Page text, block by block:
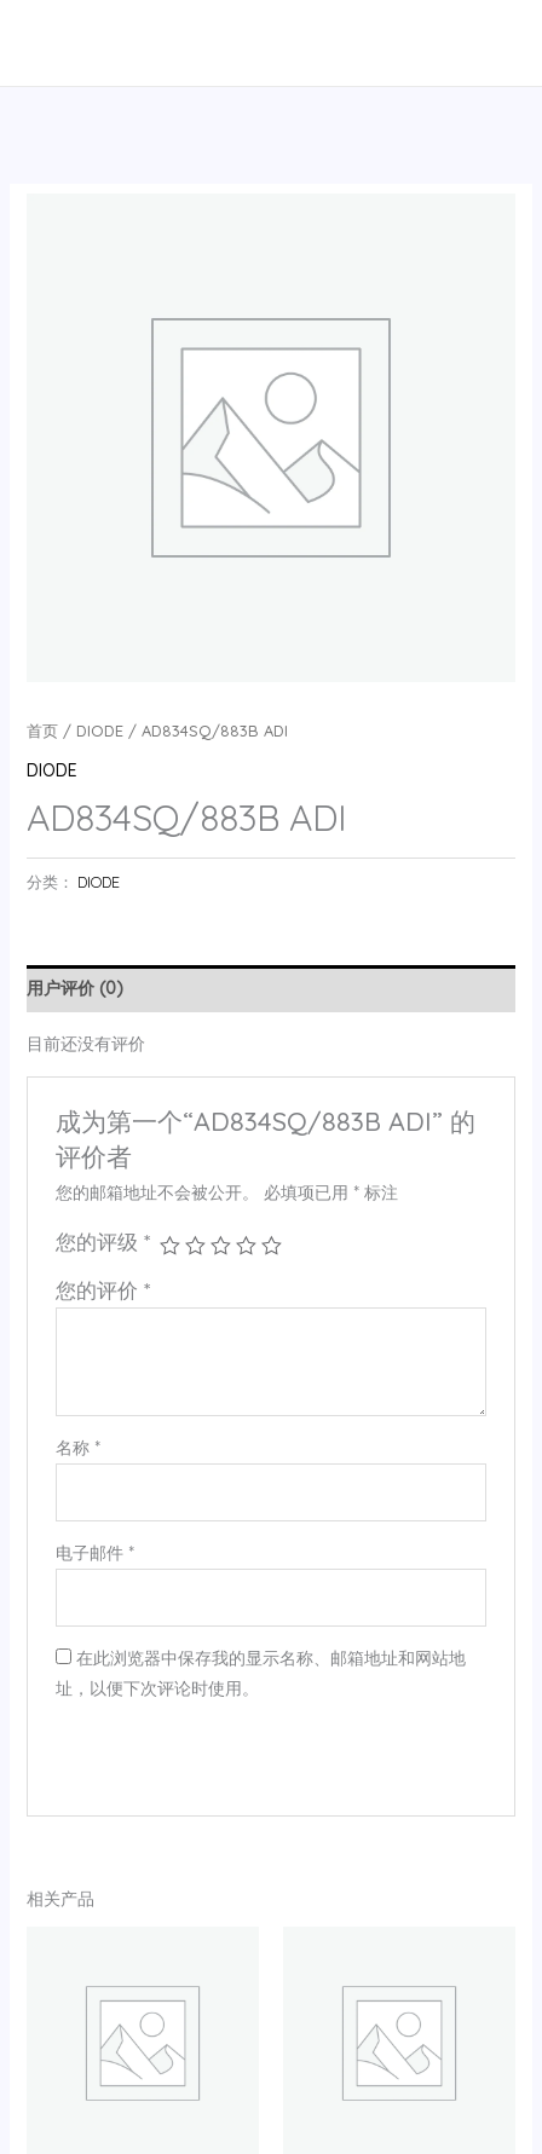
首页/ DIODE/ AD834SQ/883B ADI
DIODE
AD834SQ/883B ADI
分类： DIODE
用户评价 (0)
目前还没有评价
成为第一个“AD834SQ/883B ADI” 的
评价者
您的邮箱地址不会被公开。 必填项已用 *标注
您的评级 *
您的评价 *
名称 *
电子邮件 *
在此浏览器中保存我的显示名称、邮箱地址和网站地
址，以便下次评论时使用。
相关产品